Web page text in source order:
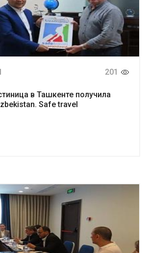
201
в Ташкенте получила
Safe travel